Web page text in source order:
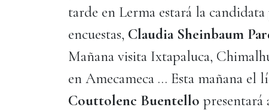
tarde en Lerma estará la
encuestas, Claudia Sheinbaum
Mañana visita Ixtapaluca,
en Amecameca … Esta mañana el
Couttolenc Buentello presentará